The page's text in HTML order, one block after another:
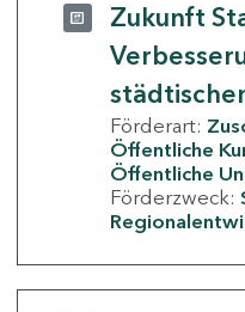
Zukunft
Förderart:
Öffentliche
Öffentliche
Förderzweck: